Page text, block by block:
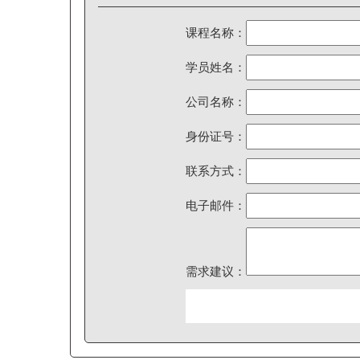
课程名称：
学员姓名：
公司名称：
身份证号：
联系方式：
电子邮件：
需求建议：